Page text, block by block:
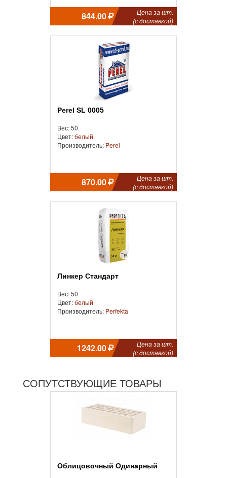
844.00
Цена за шт.
(с доставкой)
Perel SL 0005
Вес: 50
Цвет:белый
Производитель: Perel
870.00
Цена за шт.
(с доставкой)
Линкер Стандарт
Вес: 50
Цвет:белый
Производитель: Perfekta
1242.00
Цена за шт.
(с доставкой)
СОПУТСТВУЮЩИЕ ТОВАРЫ
Облицовочный Одинарный